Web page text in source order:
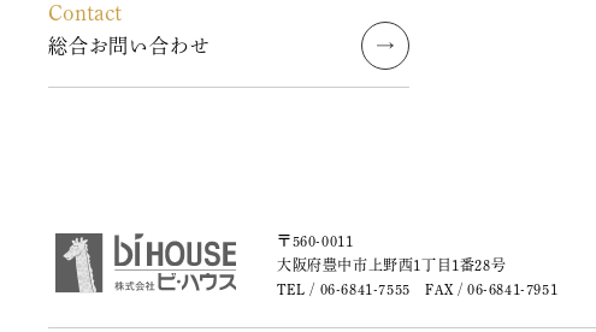
Contact
総合お問い合わせ
〒560-0011
大阪府豊中市上野西1丁目1番28号
TEL / 06-6841-7555 FAX / 06-6841-7951